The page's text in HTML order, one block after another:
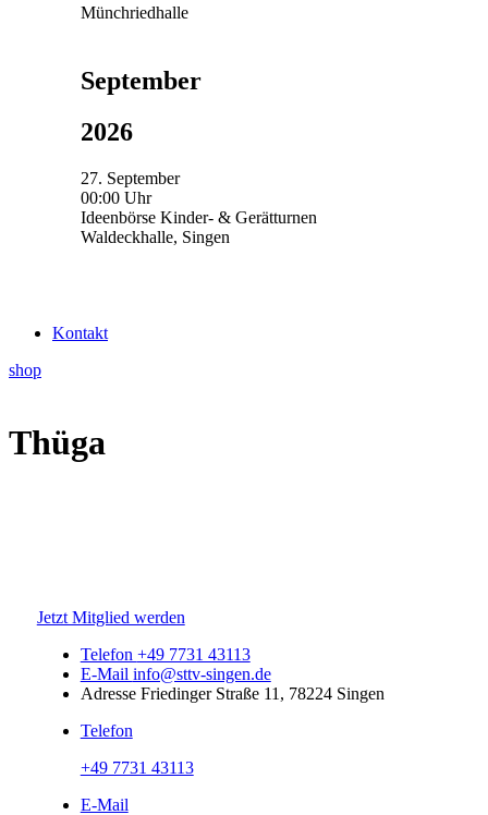
Münchriedhalle
September
2026
27. September
00:00 Uhr
Ideenbörse Kinder- & Gerätturnen
Waldeckhalle, Singen
Kontakt
shop
Thüga
Jetzt Mitglied werden
Telefon +49 7731 43113
E-Mail info@sttv-singen.de
Adresse Friedinger Straße 11, 78224 Singen
Telefon
+49 7731 43113
E-Mail